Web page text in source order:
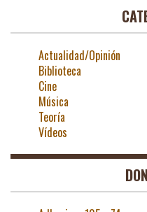
Actualidad/Opinión
Biblioteca
Cine
Música
Teoría
Vídeos